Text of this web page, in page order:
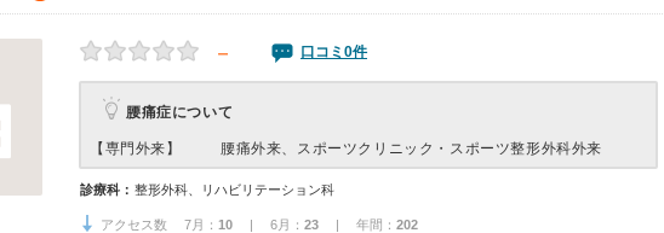
－ 口コミ0件
腰痛症について
【専門外来】 腰痛外来、スポーツクリニック・スポーツ整形外科外来
診療科： 整形外科、リハビリテーション科
アクセス数 7月： 10 | 6月： 23 | 年間： 202